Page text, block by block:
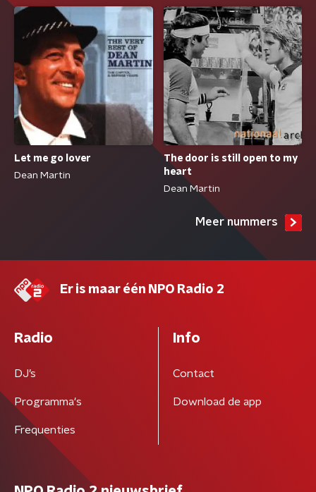
Let me go lover
Dean Martin
The door is still open to my
heart
Dean Martin
Meer nummers
Er is maar één NPO Radio 2
Radio
DJ’s
Programma's
Frequenties
Info
Contact
Download de app